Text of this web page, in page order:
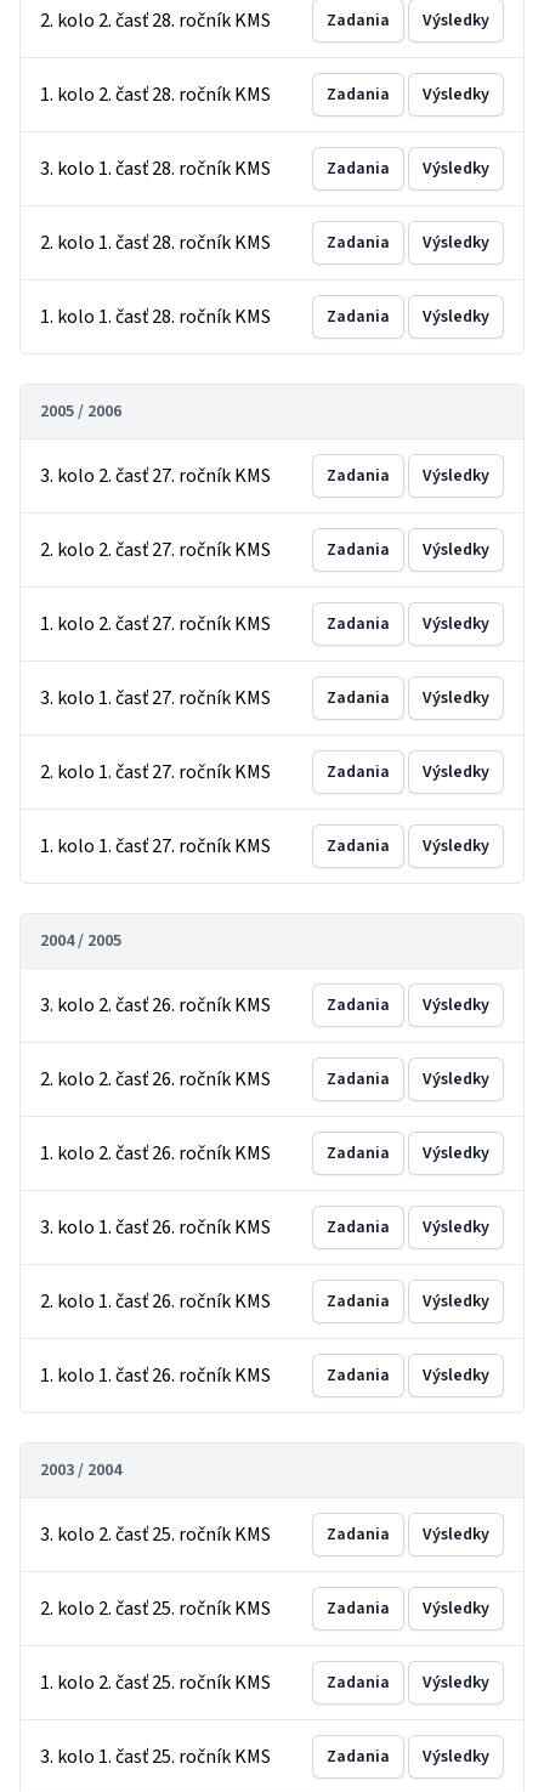
2. kolo 2. časť 28. ročník KMS Zadania Výsledky
1. kolo 2. časť 28. ročník KMS Zadania Výsledky
3. kolo 1. časť 28. ročník KMS Zadania Výsledky
2. kolo 1. časť 28. ročník KMS Zadania Výsledky
1. kolo 1. časť 28. ročník KMS Zadania Výsledky
2005 / 2006
3. kolo 2. časť 27. ročník KMS Zadania Výsledky
2. kolo 2. časť 27. ročník KMS Zadania Výsledky
1. kolo 2. časť 27. ročník KMS Zadania Výsledky
3. kolo 1. časť 27. ročník KMS Zadania Výsledky
2. kolo 1. časť 27. ročník KMS Zadania Výsledky
1. kolo 1. časť 27. ročník KMS Zadania Výsledky
2004 / 2005
3. kolo 2. časť 26. ročník KMS Zadania Výsledky
2. kolo 2. časť 26. ročník KMS Zadania Výsledky
1. kolo 2. časť 26. ročník KMS Zadania Výsledky
3. kolo 1. časť 26. ročník KMS Zadania Výsledky
2. kolo 1. časť 26. ročník KMS Zadania Výsledky
1. kolo 1. časť 26. ročník KMS Zadania Výsledky
2003 / 2004
3. kolo 2. časť 25. ročník KMS Zadania Výsledky
2. kolo 2. časť 25. ročník KMS Zadania Výsledky
1. kolo 2. časť 25. ročník KMS Zadania Výsledky
3. kolo 1. časť 25. ročník KMS Zadania Výsledky